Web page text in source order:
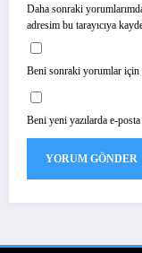
Daha sonraki
adresim bu tarayıcıya
Beni sonraki yorumlar için
Beni yeni yazılarda e-